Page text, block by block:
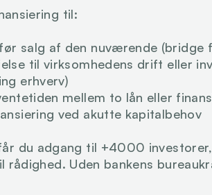
til:
salg af den nuværende (bridge
til virksomhedens drift eller
erhverv)
mellem to lån eller
ved akutte kapitalbehov
du adgang til +4000
Uden bankens